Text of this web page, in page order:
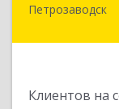
Петрозаводск
Клиентов на